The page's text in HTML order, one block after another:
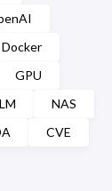
Docker
GPU
NAS
CVE